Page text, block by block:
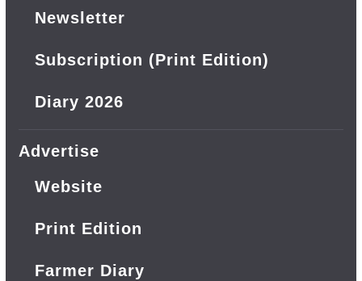
Newsletter
Subscription (Print Edition)
Diary 2026
Advertise
Website
Print Edition
Farmer Diary